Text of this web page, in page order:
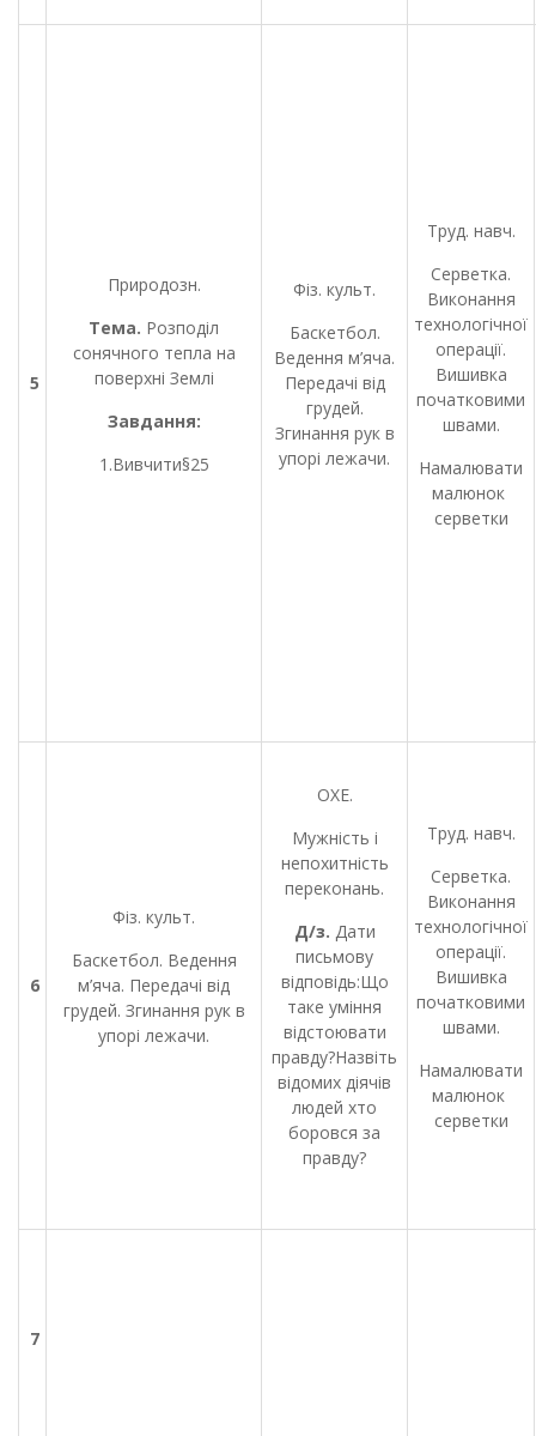
5
Природозн.
Тема. Розподіл
сонячного тепла на
поверхні Землі
Завдання:
1.Вивчити§25
Фіз. культ.
Баскетбол.
Ведення м’яча.
Передачі від
грудей.
Згинання рук в
упорі лежачи.
Труд. навч.
Серветка.
Виконання
технологічної
операції.
Вишивка
початковими
швами.
Намалювати
малюнок
серветки
6
Фіз. культ.
Баскетбол. Ведення
м’яча. Передачі від
грудей. Згинання рук в
упорі лежачи.
ОХЕ.
Мужність і
непохитність
переконань.
Д/з. Дати
письмову
відповідь:Що
таке уміння
відстоювати
правду?Назвіть
відомих діячів
людей хто
боровся за
правду?
Труд. навч.
Серветка.
Виконання
технологічної
операції.
Вишивка
початковими
швами.
Намалювати
малюнок
серветки
7